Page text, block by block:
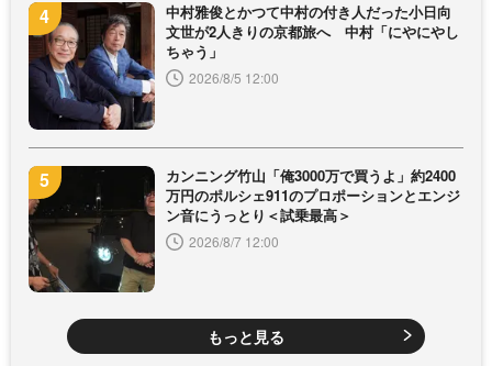
中村雅俊とかつて中村の付き人だった小日向
文世が2人きりの京都旅へ 中村「にやにやし
ちゃう」
2026/8/5 12:00
カンニング竹山「俺3000万で買うよ」約2400
万円のポルシェ911のプロポーションとエンジ
ン音にうっとり＜試乗最高＞
2026/8/7 12:00
もっと見る